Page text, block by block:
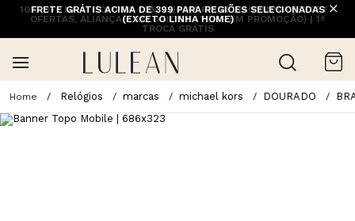
10% OFF NA 1ª COMPRA COM CUPOM PRIMEIRACOMPRA (EXCETO
OFERTAS, ALIANÇAS, RELÓGIOS E ITENS EM PROMOÇÃO) | 1ª
TROCA GRÁTIS
FRETE GRÁTIS ACIMA DE 399 PARA REGIÕES SELECIONADAS
(EXCETO LINHA HOME)
Relógios marcas michael kors DOURADO